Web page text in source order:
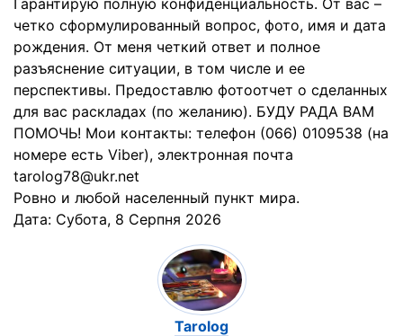
Гарантирую полную конфиденциальность. От вас –
четко сформулированный вопрос, фото, имя и дата
рождения. От меня четкий ответ и полное
разъяснение ситуации, в том числе и ее
перспективы. Предоставлю фотоотчет о сделанных
для вас раскладах (по желанию). БУДУ РАДА ВАМ
ПОМОЧЬ! Мои контакты: телефон (066) 0109538 (на
номере есть Viber), электронная почта
tarolog78@ukr.net
Ровно и любой населенный пункт мира.
Дата: Субота, 8 Серпня 2026
Tarolog